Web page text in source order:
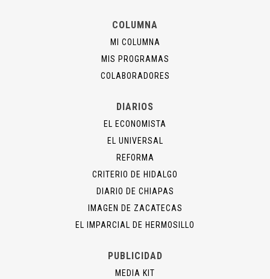
COLUMNA
MI COLUMNA
MIS PROGRAMAS
COLABORADORES
DIARIOS
EL ECONOMISTA
EL UNIVERSAL
REFORMA
CRITERIO DE HIDALGO
DIARIO DE CHIAPAS
IMAGEN DE ZACATECAS
EL IMPARCIAL DE HERMOSILLO
PUBLICIDAD
MEDIA KIT